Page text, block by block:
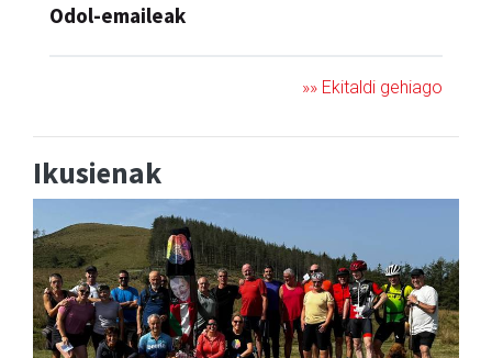
Odol-emaileak
»» Ekitaldi gehiago
Ikusienak